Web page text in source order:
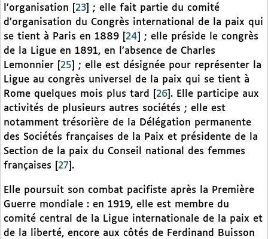
l’organisation
23
; elle fait partie du comité
d’organisation du Congrès international de la paix qui
se tient à Paris en 1889
24
; elle préside le congrès
de la Ligue en 1891, en l’absence de Charles
Lemonnier
25
; elle est désignée pour représenter la
Ligue au congrès universel de la paix qui se tient à
Rome quelques mois plus tard
26 . Elle participe aux
activités de plusieurs autres sociétés ; elle est
notamment trésorière de la Délégation permanente
des Sociétés françaises de la Paix et présidente de la
Section de la paix du Conseil national des femmes
françaises
27 .
Elle poursuit son combat pacifiste après la Première
Guerre mondiale : en 1919, elle est membre du
comité central de la Ligue internationale de la paix et
de la liberté, encore aux côtés de Ferdinand Buisson